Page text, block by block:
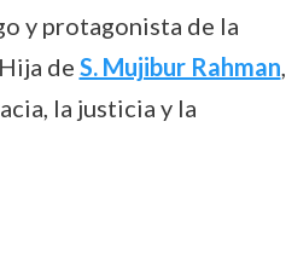
y protagonista de la
de S. Mujibur Rahman,
la justicia y la